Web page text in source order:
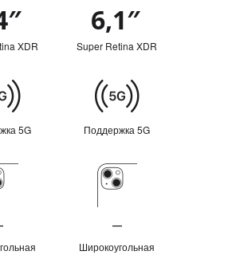
XDR
6,1″
Super Retina XDR
5G Поддержка 5G
Неприменимо
—
Широкоугольная